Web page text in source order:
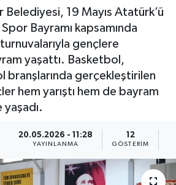
Belediyesi, 19 Mayıs Atatürk’ü
Bayramı kapsamında
gençlere
yaşattı. Basketbol,
gerçekleştirilen
hem yarıştı hem de bayram
20.05.2026 - 11:28
YAYINLANMA
12
GÖSTERIM